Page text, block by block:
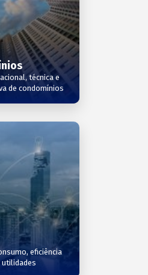
técnica e
de condomínios
eficiência
utilidades